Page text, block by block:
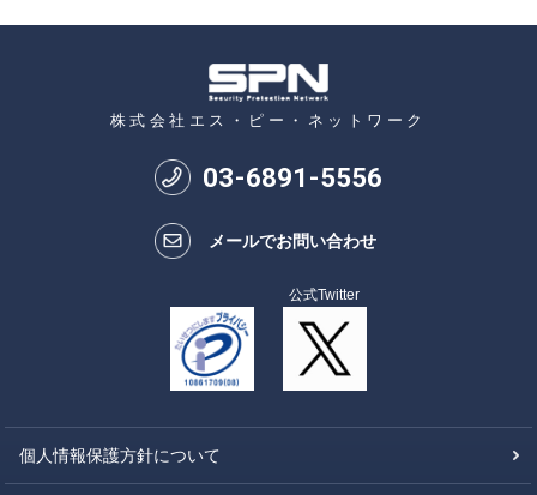
株式会社エス・ピー・ネットワーク
03-6891-5556
メールでお問い合わせ
公式Twitter
個人情報保護方針について